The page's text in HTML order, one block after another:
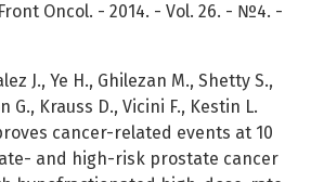
Oncol. - 2014. - Vol. 26. - №4. -
J., Ye H., Ghilezan M., Shetty S.,
G., Krauss D., Vicini F., Kestin L.
cancer-related events at 10
and high-risk prostate cancer